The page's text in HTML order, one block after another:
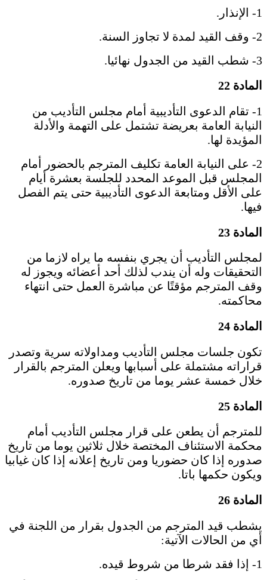
1- الإنذار.
2- وقف القيد لمدة لا تجاوز السنة.
3- شطب القيد من الجدول نهائيا.
المادة 22
1- تقام الدعوى التأديبية أمام مجلس التأديب من
النيابة العامة بعريضة تشتمل على التهمة والأدلة
المؤيدة لها.
2- على النيابة العامة تكليف المترجم بالحضور أمام
المجلس قبل الموعد المحدد للجلسة بعشرة أيام
على الأقل ومتابعة الدعوى التأديبية حتى يتم الفصل
فيها.
المادة 23
لمجلس التأديب أن يجري بنفسه ما يراه لازما من
التحقيقات وله أن يندب لذلك أحد أعضائه ويجوز له
وقف المترجم مؤقتًا عن مباشرة العمل حتى انتهاء
محاكمته.
المادة 24
تكون جلسات مجلس التأديب ومداولاته سرية وتصدر
قراراته مشتملة على أسبابها ويعلن المترجم بالقرار
خلال خمسة عشر يوما من تاريخ صدوره.
المادة 25
للمترجم أن يطعن على قرار مجلس التأديب أمام
محكمة الاستئناف المختصة خلال ثلاثين يوما من تاريخ
صدوره إذا كان حضوريا ومن تاريخ إعلانه إذا كان غيابيا
ويكون حكمها باتا.
المادة 26
يشطب قيد المترجم من الجدول بقرار من اللجنة في
أي من الحالات الآتية:
1- إذا فقد شرطا من شروط قيده.